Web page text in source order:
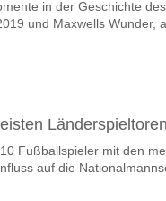
in der Geschichte
und Maxwells Wunder,
Länderspieltoren
Fußballspieler mit den
auf die